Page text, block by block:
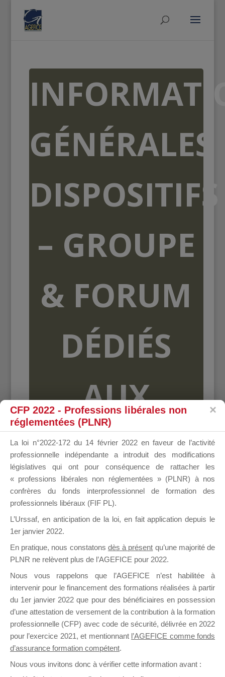
GÉNÉRALES
DISPOSITIFS
– GROUPE
& FORUM
DÉDIÉS
AUX
DE
Groupe Public
il y a 26 minutes
Ce groupe est destiné aux Organismes de
CFP 2022 - Professions libérales non
réglementées (PLNR)
La loi n°2022-172 du 14 février 2022 en faveur de l’activité
professionnelle indépendante a introduit des modifications
législatives qui ont pour conséquence de rattacher les
« professions libérales non réglementées » (PLNR) à nos
confrères du fonds interprofessionnel de formation des
professionnels libéraux (FIF PL).
L’Urssaf, en anticipation de la loi, en fait application depuis le
1er janvier 2022.
En pratique, nous constatons dès à présent qu’une majorité de
PLNR ne relèvent plus de l’AGEFICE pour 2022.
Nous vous rappelons que l’AGEFICE n’est habilitée à
intervenir pour le financement des formations réalisées à partir
du 1er janvier 2022 que pour des bénéficiaires en possession
d’une attestation de versement de la contribution à la formation
professionnelle (CFP) avec code de sécurité, délivrée en 2022
pour l’exercice 2021, et mentionnant l’AGEFICE comme fonds
d’assurance formation compétent.
Nous vous invitons donc à vérifier cette information avant :